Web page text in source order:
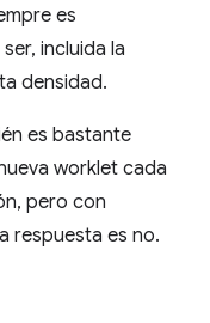
es
incluida la
densidad.
es bastante
worklet cada
pero con
respuesta es no.